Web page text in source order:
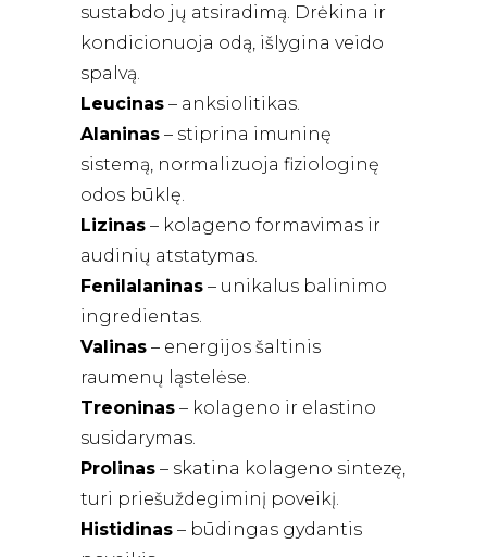
sustabdo jų atsiradimą. Drėkina ir
kondicionuoja odą, išlygina veido
spalvą.
Leucinas – anksiolitikas.
Alaninas – stiprina imuninę
sistemą, normalizuoja fiziologinę
odos būklę.
Lizinas – kolageno formavimas ir
audinių atstatymas.
Fenilalaninas – unikalus balinimo
ingredientas.
Valinas – energijos šaltinis
raumenų ląstelėse.
Treoninas – kolageno ir elastino
susidarymas.
Prolinas – skatina kolageno sintezę,
turi priešuždegiminį poveikį.
Histidinas – būdingas gydantis